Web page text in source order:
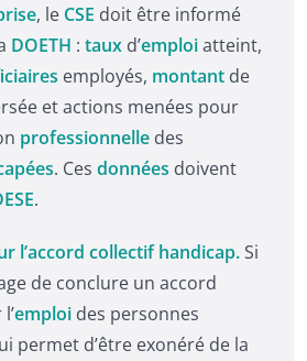
, le CSE doit être informé
DOETH : taux d’emploiatteint,
employés, montant de
et actions menées pour
professionnelle des
. Ces données doivent
.
l’accord collectif handicap.Si
de conclure un accord
emploi des personnes
permet d’être exonéré de la